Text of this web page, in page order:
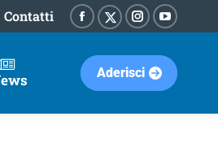
Contatti
Facebook
opens
X-
Twitter
page
Instagram
opens
YouTube
opens
Aderisci